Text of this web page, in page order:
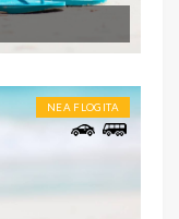
NEA FLOGITA